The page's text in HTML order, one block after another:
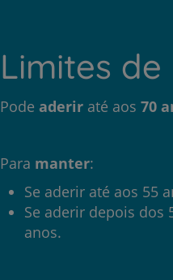
Limites
Pode aderir até aos 70
Para manter:
Se aderir até aos 55
Se aderir depois dos
anos.